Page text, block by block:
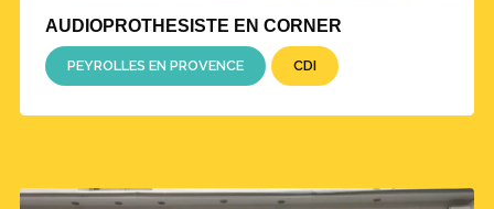
AUDIOPROTHESISTE EN CORNER
PEYROLLES EN PROVENCE CDI